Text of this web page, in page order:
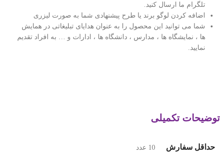
تلگرام ما ارسال کنید.
اضافه کردن لوگو برند یا طرح پیشنهادی شما به صورت لیزری
شما می توانید این محصول را به عنوان هدایای تبلیغاتی در همایش
ها ، نمایشگاه ها ، مدارس ، دانشگاه ها ، ادارات و … به افراد تقدیم
نمایید.
توضیحات تکمیلی
حداقل سفارش 10 عدد